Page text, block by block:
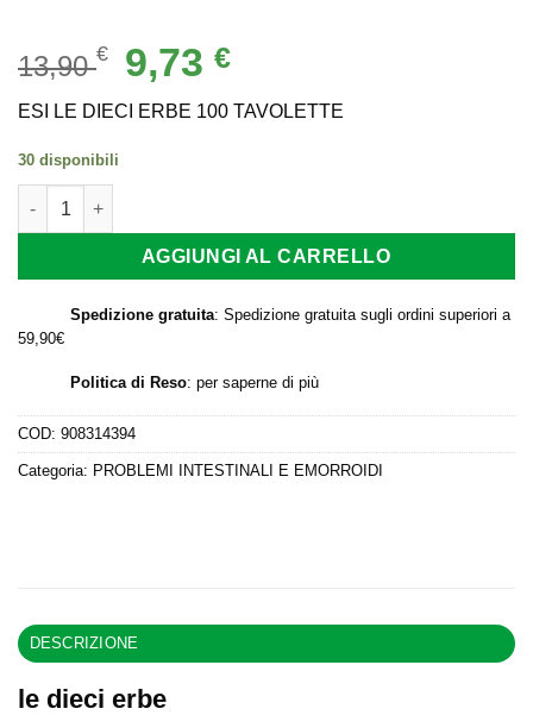
13,90€
Il
prezzo
originale
9,73€Il
attuale
ESI LE DIECI ERBE 100 TAVOLETTE
30 disponibili
ESI LE DIECI ERBE 100 TAVOLETTE quantità
AGGIUNGI AL CARRELLO
Spedizione gratuita: Spedizione gratuita sugli ordini superiori a
59,90€
Politica di Reso: per saperne di più
COD: 908314394
Categoria: PROBLEMI INTESTINALI E EMORROIDI
DESCRIZIONE
le dieci erbe